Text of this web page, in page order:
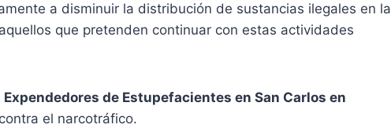
a disminuir la distribución de sustancias ilegales en la
que pretenden continuar con estas actividades
de Estupefacientes en San Carlos en
el narcotráfico.